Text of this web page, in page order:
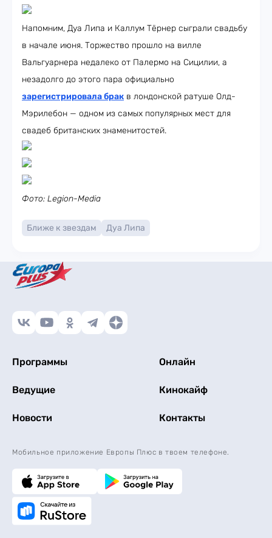
Напомним, Дуа Липа и Каллум Тёрнер сыграли свадьбу
в начале июня. Торжество прошло на вилле
Вальгуарнера недалеко от Палермо на Сицилии, а
незадолго до этого пара официально
зарегистрировала брак в лондонской ратуше Олд-
Мэрилебон — одном из самых популярных мест для
свадеб британских знаменитостей.
Фото: Legion-Media
Ближе к звездам Дуа Липа
Программы Онлайн
Ведущие Кинокайф
Новости Контакты
Мобильное приложение Европы Плюс в твоем телефоне.